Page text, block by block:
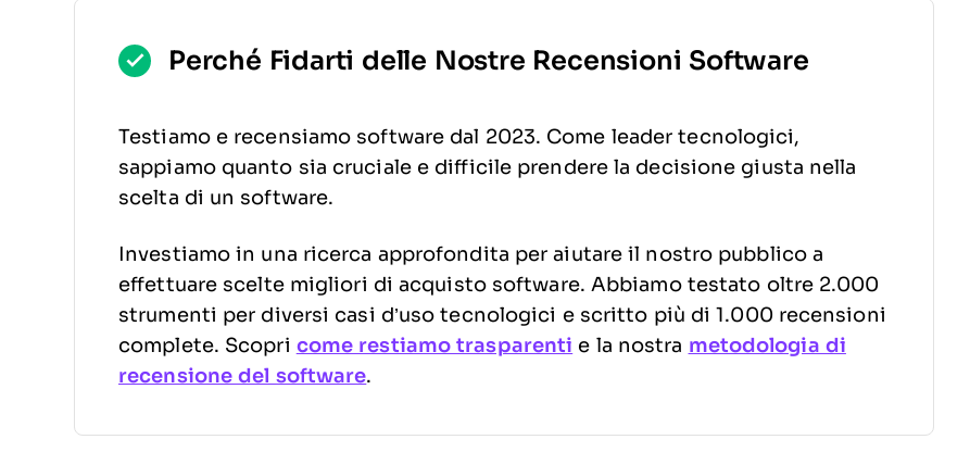
Perché Fidarti delle Nostre Recensioni Software
Testiamo e recensiamo software dal 2023. Come leader tecnologici,
sappiamo quanto sia cruciale e difficile prendere la decisione giusta nella
scelta di un software.
Investiamo in una ricerca approfondita per aiutare il nostro pubblico a
effettuare scelte migliori di acquisto software. Abbiamo testato oltre 2.000
strumenti per diversi casi d’uso tecnologici e scritto più di 1.000 recensioni
complete. Scopri come restiamo trasparenti e la nostra metodologia di
recensione del software.